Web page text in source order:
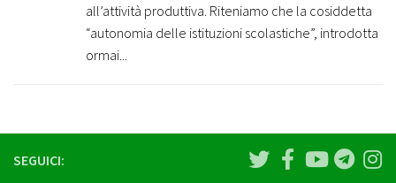
all’attività produttiva. Riteniamo che la cosiddetta
“autonomia delle istituzioni scolastiche”, introdotta
ormai...
SEGUICI: